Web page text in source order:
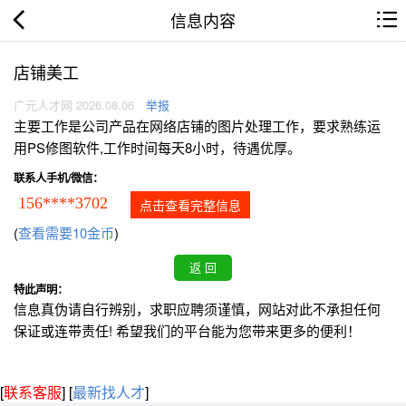
信息内容
店铺美工
广元人才网 2026.08.06 举报
主要工作是公司产品在网络店铺的图片处理工作，要求熟练运
用PS修图软件,工作时间每天8小时，待遇优厚。
联系人手机/微信：
156****3702 点击查看完整信息
(查看需要10金币)
特此声明：
信息真伪请自行辨别，求职应聘须谨慎，网站对此不承担任何
保证或连带责任! 希望我们的平台能为您带来更多的便利！
[联系客服] [最新找人才]